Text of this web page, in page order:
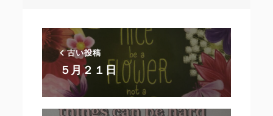
古い投稿
５月２１日